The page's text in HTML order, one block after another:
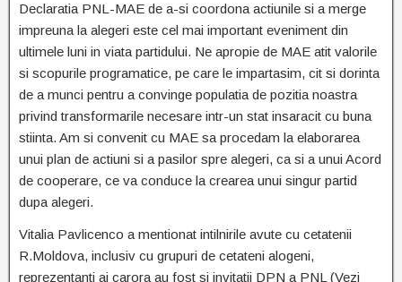
Declaratia PNL-MAE de a-si coordona actiunile si a merge
impreuna la alegeri este cel mai important eveniment din
ultimele luni in viata partidului. Ne apropie de MAE atit valorile
si scopurile programatice, pe care le impartasim, cit si dorinta
de a munci pentru a convinge populatia de pozitia noastra
privind transformarile necesare intr-un stat insaracit cu buna
stiinta. Am si convenit cu MAE sa procedam la elaborarea
unui plan de actiuni si a pasilor spre alegeri, ca si a unui Acord
de cooperare, ce va conduce la crearea unui singur partid
dupa alegeri.
Vitalia Pavlicenco a mentionat intilnirile avute cu cetatenii
R.Moldova, inclusiv cu grupuri de cetateni alogeni,
reprezentanti ai carora au fost si invitatii DPN a PNL (Vezi